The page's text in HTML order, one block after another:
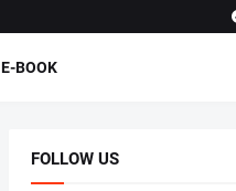
E-BOOK
FOLLOW US